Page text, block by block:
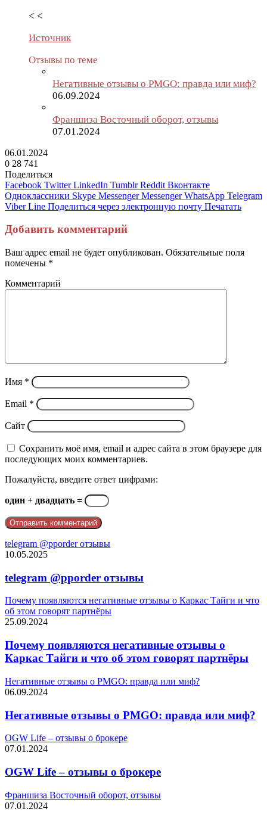
< <
Источник
Отзывы по теме
Негативные отзывы о PMGO: правда или миф?
06.09.2024
Франшиза Восточный оборот, отзывы
07.01.2024
06.01.2024
0 28 741
Поделиться
Facebook Twitter LinkedIn Tumblr Reddit Вконтакте
Одноклассники Skype Messenger Messenger WhatsApp Telegram
Viber Line Поделиться через электронную почту Печатать
Добавить комментарий
Ваш адрес email не будет опубликован. Обязательные поля
помечены *
Комментарий
Имя *
Email *
Сайт
Сохранить моё имя, email и адрес сайта в этом браузере для
последующих моих комментариев.
Пожалуйста, введите ответ цифрами:
один + двадцать =
telegram @pporder отзывы
10.05.2025
telegram @pporder отзывы
Почему появляются негативные отзывы о Каркас Тайги и что
об этом говорят партнёры
25.09.2024
Почему появляются негативные отзывы о
Каркас Тайги и что об этом говорят партнёры
Негативные отзывы о PMGO: правда или миф?
06.09.2024
Негативные отзывы о PMGO: правда или миф?
OGW Life – отзывы о брокере
07.01.2024
OGW Life – отзывы о брокере
Франшиза Восточный оборот, отзывы
07.01.2024